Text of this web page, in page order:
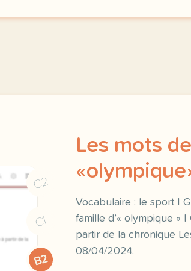
C2
C1
B2
Les mots
Vocabulaire : le sport |
famille d’« olympique »
partir de la chronique
08/04/2024.